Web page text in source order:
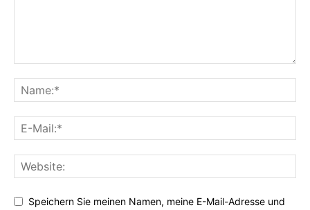
Speichern Sie meinen Namen, meine E-Mail-Adresse und